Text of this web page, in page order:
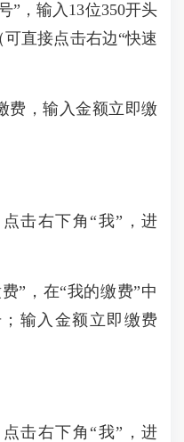
，输入13位350开头
直接点击右边“快速
，输入金额立即缴
击右下角“我”，进
，在“我的缴费”中
输入金额立即缴费
击右下角“我”，进